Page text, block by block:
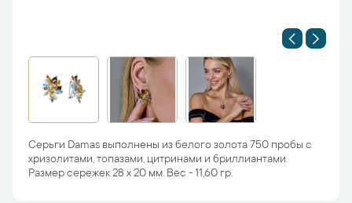
Серьги Damas выполнены из белого золота 750 пробы с
хризолитами, топазами, цитринами и бриллиантами.
Размер сережек 28 х 20 мм. Вес - 11,60 гр.